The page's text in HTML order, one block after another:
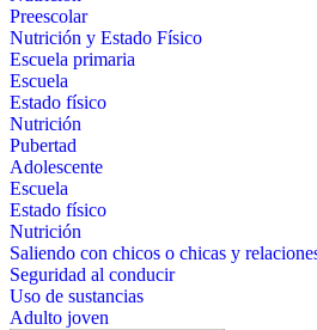
Preescolar
Nutrición y Estado Físico
Escuela primaria
Escuela
Estado físico
Nutrición
Pubertad
Adolescente
Escuela
Estado físico
Nutrición
Saliendo con chicos o chicas y
Seguridad al conducir
Uso de sustancias
Adulto joven